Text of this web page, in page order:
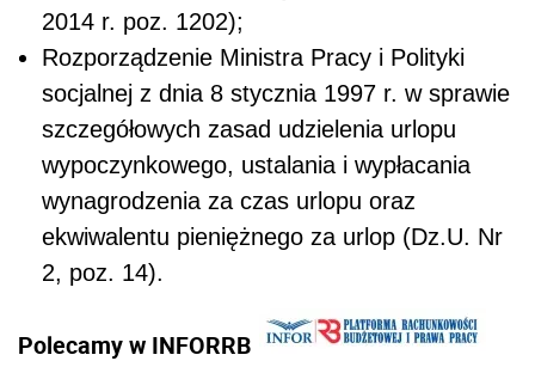
2014 r. poz. 1202);
Rozporządzenie Ministra Pracy i Polityki
socjalnej z dnia 8 stycznia 1997 r. w sprawie
szczegółowych zasad udzielenia urlopu
wypoczynkowego, ustalania i wypłacania
wynagrodzenia za czas urlopu oraz
ekwiwalentu pieniężnego za urlop (Dz.U. Nr
2, poz. 14).
Polecamy w INFORRB